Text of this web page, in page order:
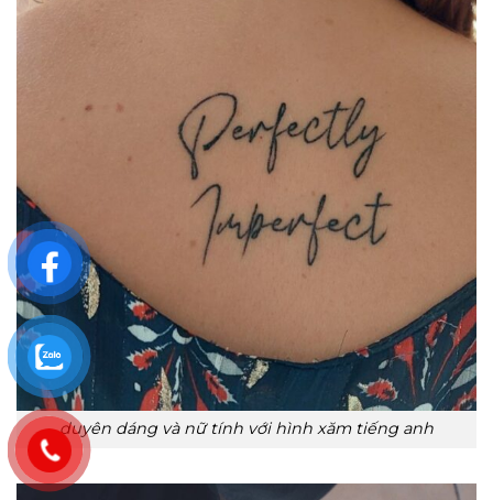
duyên dáng và nữ tính với hình xăm tiếng anh